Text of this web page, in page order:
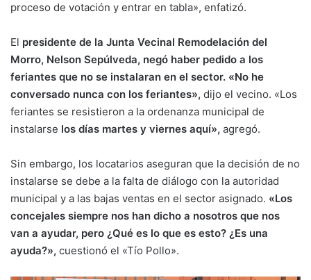
proceso de votación y entrar en tabla», enfatizó.
El presidente de la Junta Vecinal Remodelación del
Morro, Nelson Sepúlveda, negó haber pedido a los
feriantes que no se instalaran en el sector. «No he
conversado nunca con los feriantes», dijo el vecino. «Los
feriantes se resistieron a la ordenanza municipal de
instalarse los días martes y viernes aquí», agregó.
Sin embargo, los locatarios aseguran que la decisión de no
instalarse se debe a la falta de diálogo con la autoridad
municipal y a las bajas ventas en el sector asignado. «Los
concejales siempre nos han dicho a nosotros que nos
van a ayudar, pero ¿Qué es lo que es esto? ¿Es una
ayuda?», cuestionó el «Tío Pollo».